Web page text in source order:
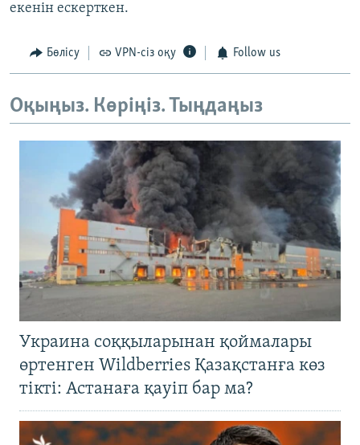
екенін ескерткен.
Бөлісу VPN-сіз оқу Follow us
Оқыңыз. Көріңіз. Тыңдаңыз
Украина соққыларынан қоймалары
өртенген Wildberries Қазақстанға көз
тікті: Астанаға қауіп бар ма?